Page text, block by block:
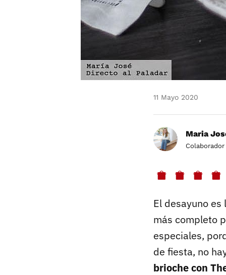
11 Mayo 2020
Maria
Colaborador
El desayuno
más completo
especiales,
de fiesta, no
brioche con